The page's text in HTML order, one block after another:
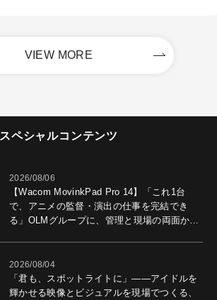
VIEW MORE
スペシャルコンテンツ
2026/08/06
【Wacom MovinkPad Pro 14】「これ1台
で、アニメの監督・演出の仕事を完結でき
る」OLMグループに、管理と現場の両面から
2026/08/04
「君も、スポットライトに」――アイドルを
輝かせる映像とビジュアルを現場でつくる、